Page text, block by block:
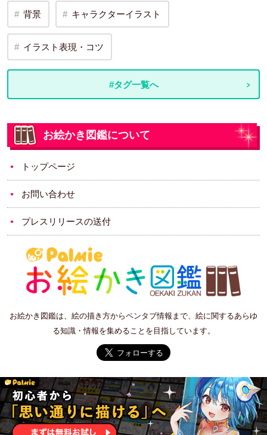
背景 キャラクターイラスト
イラスト表現・コツ
#タグ一覧へ
お絵かき図鑑について
トップページ
お問い合わせ
プレスリリースの送付
お絵かき図鑑は、絵の描き方からペンタブ情報まで、絵に関するあらゆ
る知識・情報を集めることを目指しています。